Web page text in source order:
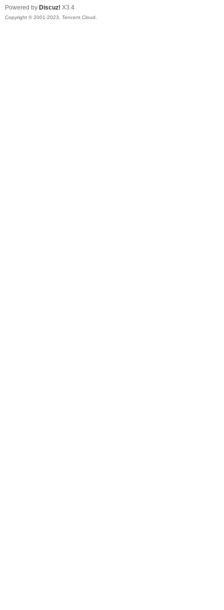
Powered by Discuz! X3.4
Copyright © 2001-2023, Tencent Cloud.